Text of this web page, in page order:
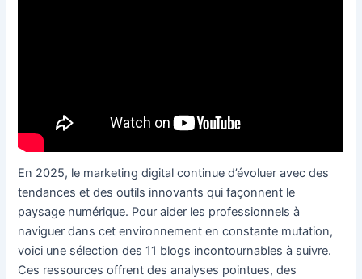
En 2025, le marketing digital continue d’évoluer avec des
tendances et des outils innovants qui façonnent le
paysage numérique. Pour aider les professionnels à
naviguer dans cet environnement en constante mutation,
voici une sélection des 11 blogs incontournables à suivre.
Ces ressources offrent des analyses pointues, des